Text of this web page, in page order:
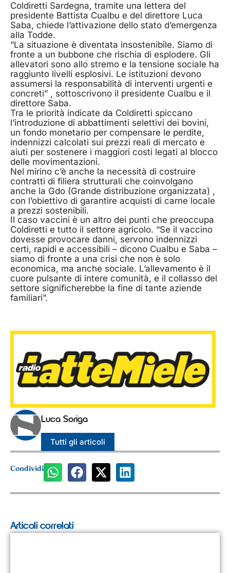
Coldiretti Sardegna, tramite una lettera del
presidente Battista Cualbu e del direttore Luca
Saba, chiede l’attivazione dello stato d’emergenza
alla Todde.
“La situazione è diventata insostenibile. Siamo di
fronte a un bubbone che rischia di esplodere. Gli
allevatori sono allo stremo e la tensione sociale ha
raggiunto livelli esplosivi. Le istituzioni devono
assumersi la responsabilità di interventi urgenti e
concreti” , sottoscrivono il presidente Cualbu e il
direttore Saba.
Tra le priorità indicate da Coldiretti spiccano
l’introduzione di abbattimenti selettivi dei bovini,
un fondo monetario per compensare le perdite,
indennizzi calcolati sui prezzi reali di mercato e
aiuti per sostenere i maggiori costi legati al blocco
delle movimentazioni.
Nel mirino c’è anche la necessità di costruire
contratti di filiera strutturali che coinvolgano
anche la Gdo (Grande distribuzione organizzata) ,
con l’obiettivo di garantire acquisti di carne locale
a prezzi sostenibili.
Il caso vaccini è un altro dei punti che preoccupa
Coldiretti e tutto il settore agricolo. “Se il vaccino
dovesse provocare danni, servono indennizzi
certi, rapidi e accessibili – dicono Cualbu e Saba –
siamo di fronte a una crisi che non è solo
economica, ma anche sociale. L’allevamento è il
cuore pulsante di intere comunità, e il collasso del
settore significherebbe la fine di tante aziende
familiari”.
Luca Soriga
Tutti gli articoli
Condividi
Articoli correlati